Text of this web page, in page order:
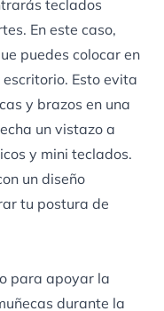
teclados
En este caso,
puedes colocar en
Esto evita
y brazos en una
un vistazo a
y mini teclados.
un diseño
tu postura de
para apoyar la
durante la